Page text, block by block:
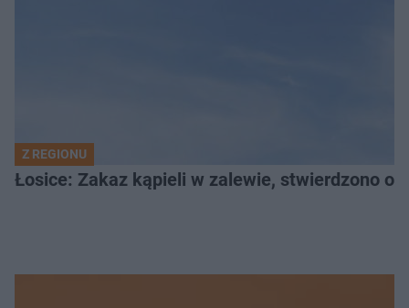
Z REGIONU
Łosice: Zakaz kąpieli w zalewie, stwierdzono